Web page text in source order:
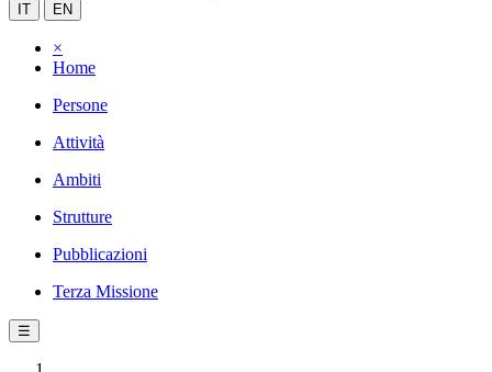
IT EN
×
Home
Persone
Attività
Ambiti
Strutture
Pubblicazioni
Terza Missione
☰